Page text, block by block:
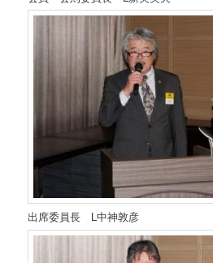
出席委員長 L中神敦彦